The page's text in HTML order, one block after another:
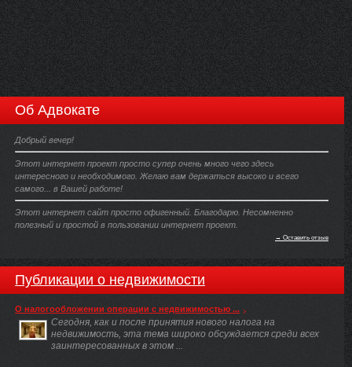
Об Адвокате
Добрый вечер!
Этот интернет проект просто супер очень много чего здесь
интересного и необходимого. Желаю вам держаться высоко и всего
самого... в Вашей работе!
Этот интернет сайт просто офигенный. Благодарю. Несомненно
полезный и простой в пользовании интернет проект.
→ Оставить отзыв
Публикации о недвижимости
О налогообложении операции с недвижимостью ...
Сегодня, как и после принятия нового налога на
недвижимость, эта тема широко обсуждается среди всех
заинтересованных в этом ...